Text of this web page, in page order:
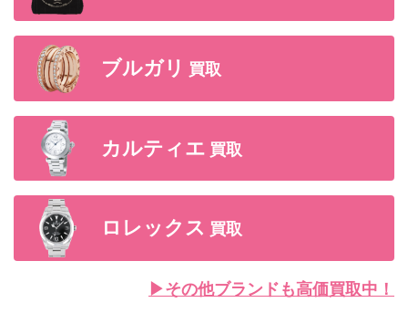
ブルガリ 買取
カルティエ 買取
ロレックス 買取
▶︎その他ブランドも高価買取中！